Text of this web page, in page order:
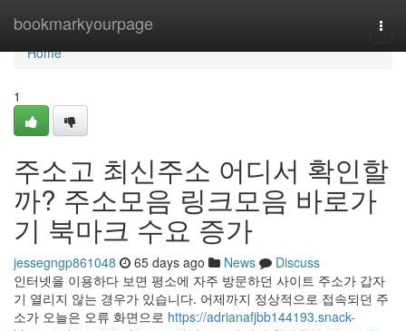
bookmarkyourpage
Home
Home
1
주소고 최신주소 어디서 확인할
까? 주소모음 링크모음 바로가
기 북마크 수요 증가
jessegngp861048 65 days ago News
Discuss
인터넷을 이용하다 보면 평소에 자주 방문하던 사이트 주소가 갑자
기 열리지 않는 경우가 있습니다. 어제까지 정상적으로 접속되던 주
소가 오늘은 오류 화면으로 https://adrianafjbb144193.snack-